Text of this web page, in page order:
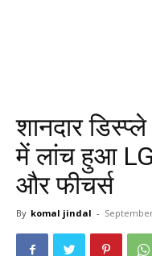
शानदार
में लांच हुआ
और फीचर्स
By komal jindal -